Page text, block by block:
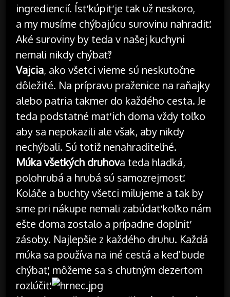
ingrediencií. Ísť kúpiť je tak už neskoro,
a my musíme chýbajúcu surovinu nahradiť.
Aké suroviny by teda v našej kuchyni
nemali nikdy chýbať?
Vajcia, ako všetci vieme sú neskutočne
dôležité. Na prípravu praženice na raňajky
alebo patria takmer do každého cesta. Je
teda podstatné mať ich doma vždy toľko
aby sa nepokazili ale však, aby nikdy
nechýbali. Sú totiž nenahraditeľné.
Múka všetkých druhova teda hladká,
polohrubá a hrubá sú samozrejmosť.
Koláče a buchty všetci milujeme a tak by
sme pri nákupe nemali zabúdať koľko nám
ešte doma zostalo a prípadne doplniť
zásoby. Najlepšie z každého druhu. Každá
múka sa používa na iné cestá a keď bude
chýbať, môžeme sa s chutným dezertom
rozlúčiť.